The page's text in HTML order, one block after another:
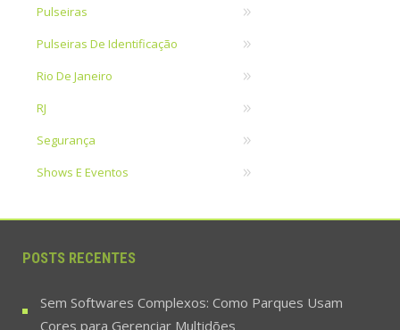
Pulseiras
Pulseiras De Identificação
Rio De Janeiro
RJ
Segurança
Shows E Eventos
POSTS RECENTES
Sem Softwares Complexos: Como Parques Usam
Cores para Gerenciar Multidões